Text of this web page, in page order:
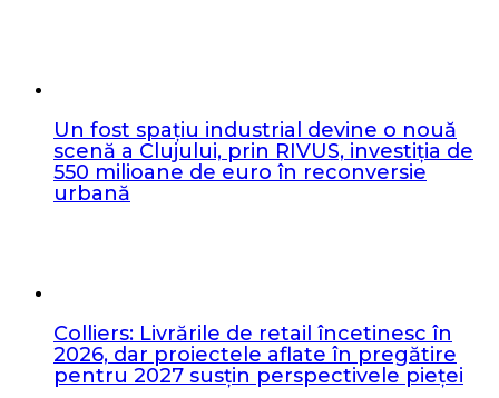
Un fost spațiu industrial devine o nouă
scenă a Clujului, prin RIVUS, investiția de
550 milioane de euro în reconversie
urbană
Colliers: Livrările de retail încetinesc în
2026, dar proiectele aflate în pregătire
pentru 2027 susțin perspectivele pieței